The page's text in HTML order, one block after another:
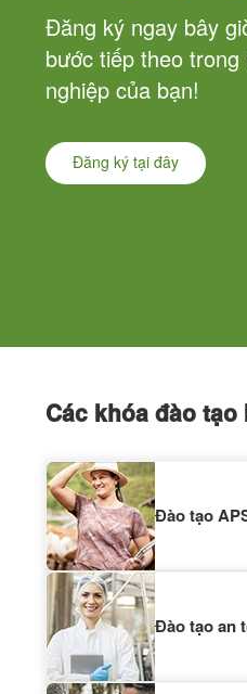
Đăng ký ngay bây
bước tiếp theo
nghiệp của bạn!
Đăng ký tại đây
Các khóa đào tạo
Đào tạo
Đào tạo an